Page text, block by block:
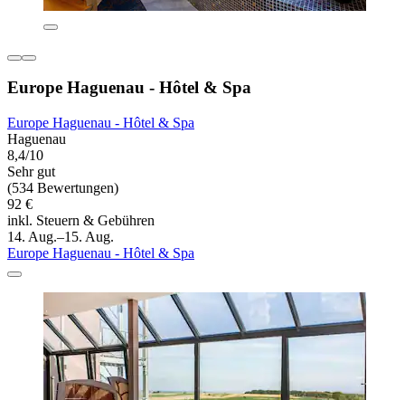
Europe Haguenau - Hôtel & Spa
Europe Haguenau - Hôtel & Spa
Haguenau
8,4/10
Sehr gut
(534 Bewertungen)
92 €
inkl. Steuern & Gebühren
14. Aug.–15. Aug.
Europe Haguenau - Hôtel & Spa